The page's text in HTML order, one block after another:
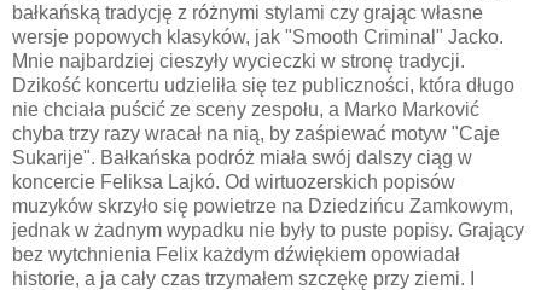
bałkańską tradycję z różnymi stylami czy grając własne
wersje popowych klasyków, jak "Smooth Criminal" Jacko.
Mnie najbardziej cieszyły wycieczki w stronę tradycji.
Dzikość koncertu udzieliła się tez publiczności, która długo
nie chciała puścić ze sceny zespołu, a Marko Marković
chyba trzy razy wracał na nią, by zaśpiewać motyw "Caje
Sukarije". Bałkańska podróż miała swój dalszy ciąg w
koncercie Feliksa Lajkó. Od wirtuozerskich popisów
muzyków skrzyło się powietrze na Dziedzińcu Zamkowym,
jednak w żadnym wypadku nie były to puste popisy. Grający
bez wytchnienia Felix każdym dźwiękiem opowiadał
historie, a ja cały czas trzymałem szczękę przy ziemi. I